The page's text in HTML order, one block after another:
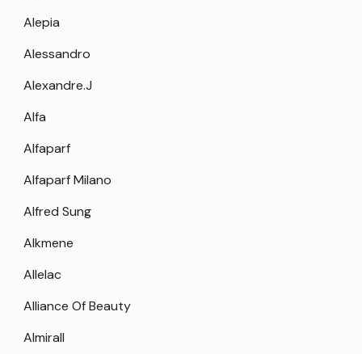
Alepia
Alessandro
Alexandre.J
Alfa
Alfaparf
Alfaparf Milano
Alfred Sung
Alkmene
Allelac
Alliance Of Beauty
Almirall